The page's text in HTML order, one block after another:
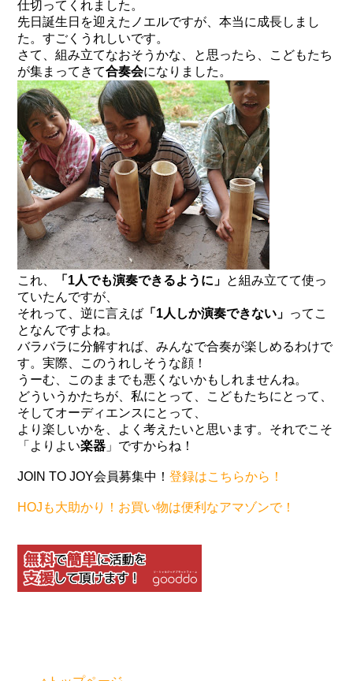
仕切ってくれました。
先日誕生日を迎えたノエルですが、本当に成長しまし
た。すごくうれしいです。
さて、組み立てなおそうかな、と思ったら、こどもたち
が集まってきて合奏会になりました。
これ、 「1人でも演奏できるように」 と組み立てて使っ
ていたんですが、
それって、逆に言えば 「1人しか演奏できない」 ってこ
となんですよね。
バラバラに分解すれば、みんなで合奏が楽しめるわけで
す。実際、このうれしそうな顔！
うーむ、このままでも悪くないかもしれませんね。
どういうかたちが、私にとって、こどもたちにとって、
そしてオーディエンスにとって、
より楽しいかを、よく考えたいと思います。それでこそ
「よりよい楽器 」ですからね！
JOIN TO JOY会員募集中！登録はこちらから！
HOJも大助かり！お買い物は便利なアマゾンで！